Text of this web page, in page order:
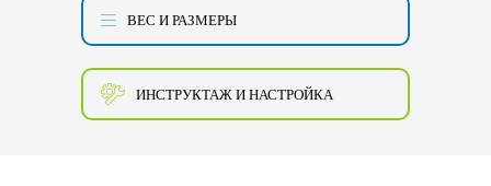
ВЕС И РАЗМЕРЫ
ИНСТРУКТАЖ И НАСТРОЙКА